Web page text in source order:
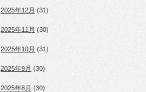
2025年12月 (31)
2025年11月 (30)
2025年10月 (31)
2025年9月 (30)
2025年8月 (30)